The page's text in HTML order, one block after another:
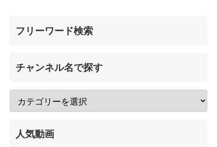
フリーワード検索
チャンネル名で探す
人気動画